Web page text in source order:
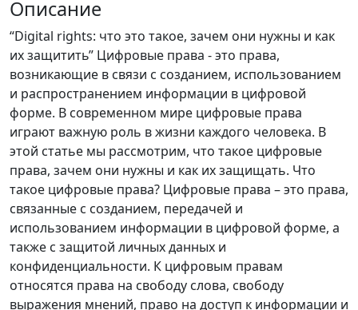
Описание
“Digital rights: что это такое, зачем они нужны и как
их защитить” Цифровые права - это права,
возникающие в связи с созданием, использованием
и распространением информации в цифровой
форме. В современном мире цифровые права
играют важную роль в жизни каждого человека. В
этой статье мы рассмотрим, что такое цифровые
права, зачем они нужны и как их защищать. Что
такое цифровые права? Цифровые права – это права,
связанные с созданием, передачей и
использованием информации в цифровой форме, а
также с защитой личных данных и
конфиденциальности. К цифровым правам
относятся права на свободу слова, свободу
выражения мнений, право на доступ к информации и